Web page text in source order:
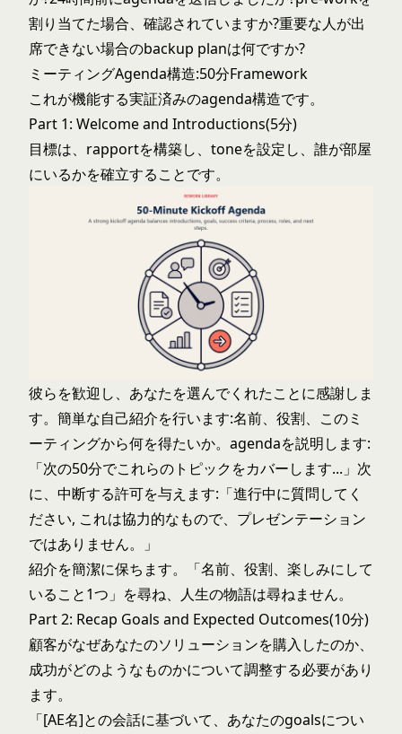
割り当てた場合、確認されていますか?重要な人が出
席できない場合のbackup planは何ですか?
ミーティングAgenda構造:50分Framework
これが機能する実証済みのagenda構造です。
Part 1: Welcome and Introductions(5分)
目標は、rapportを構築し、toneを設定し、誰が部屋
にいるかを確立することです。
彼らを歓迎し、あなたを選んでくれたことに感謝しま
す。簡単な自己紹介を行います:名前、役割、このミ
ーティングから何を得たいか。agendaを説明します:
「次の50分でこれらのトピックをカバーします...」次
に、中断する許可を与えます:「進行中に質問してく
ださい, これは協力的なもので、プレゼンテーション
ではありません。」
紹介を簡潔に保ちます。「名前、役割、楽しみにして
いること1つ」を尋ね、人生の物語は尋ねません。
Part 2: Recap Goals and Expected Outcomes(10分)
顧客がなぜあなたのソリューションを購入したのか、
成功がどのようなものかについて調整する必要があり
ます。
「[AE名]との会話に基づいて、あなたのgoalsについ